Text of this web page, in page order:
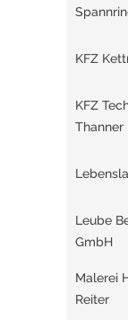
KFZ
KFZ
Thanner
Leube
GmbH
Malerei
Reiter